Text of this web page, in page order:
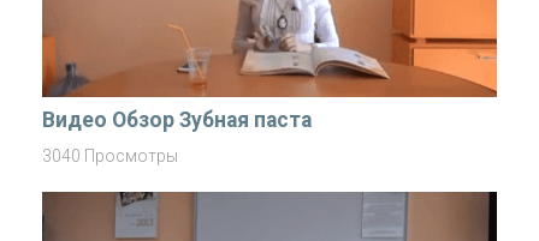
Видео Обзор Зубная паста
3040 Просмотры